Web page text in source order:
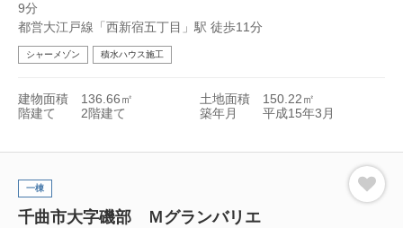
9分
都営大江戸線「西新宿五丁目」駅 徒歩11分
シャーメゾン 積水ハウス施工
建物面積 136.66㎡ 土地面積
150.22㎡
階建て
2階建て 築年月 平成15年3月
千曲市大字磯部 Ｍグランバリエ
一棟